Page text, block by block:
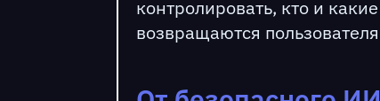
контролировать, кто и
возвращаются